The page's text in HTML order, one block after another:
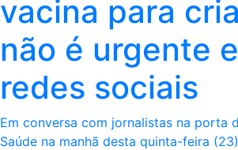
vacina para
não é urgente
redes sociais
Em conversa com jornalistas na porta
Saúde na manhã desta quinta-feira